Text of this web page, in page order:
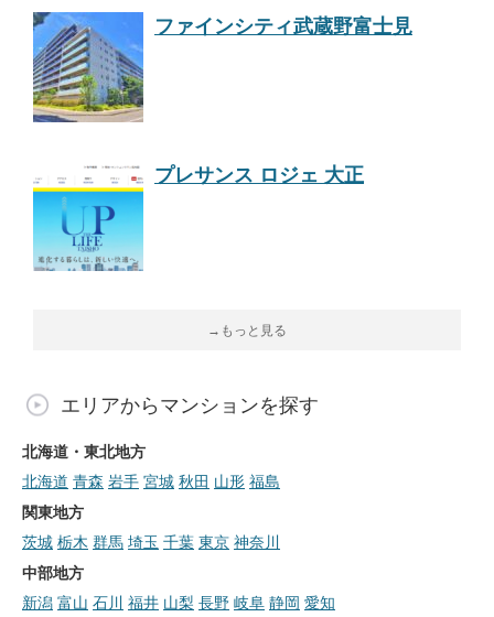
ファインシティ武蔵野富士見
プレサンス ロジェ 大正
→もっと見る
エリアからマンションを探す
北海道・東北地方
北海道 青森 岩手 宮城 秋田 山形 福島
関東地方
茨城 栃木 群馬 埼玉 千葉 東京 神奈川
中部地方
新潟 富山 石川 福井 山梨 長野 岐阜 静岡 愛知